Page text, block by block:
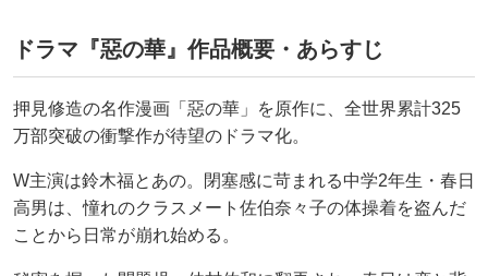
ドラマ『惡の華』作品概要・あらすじ
押見修造の名作漫画「惡の華」を原作に、全世界累計325
万部突破の衝撃作が待望のドラマ化。
W主演は鈴木福とあの。閉塞感に苛まれる中学2年生・春日
高男は、憧れのクラスメート佐伯奈々子の体操着を盗んだ
ことから日常が崩れ始める。